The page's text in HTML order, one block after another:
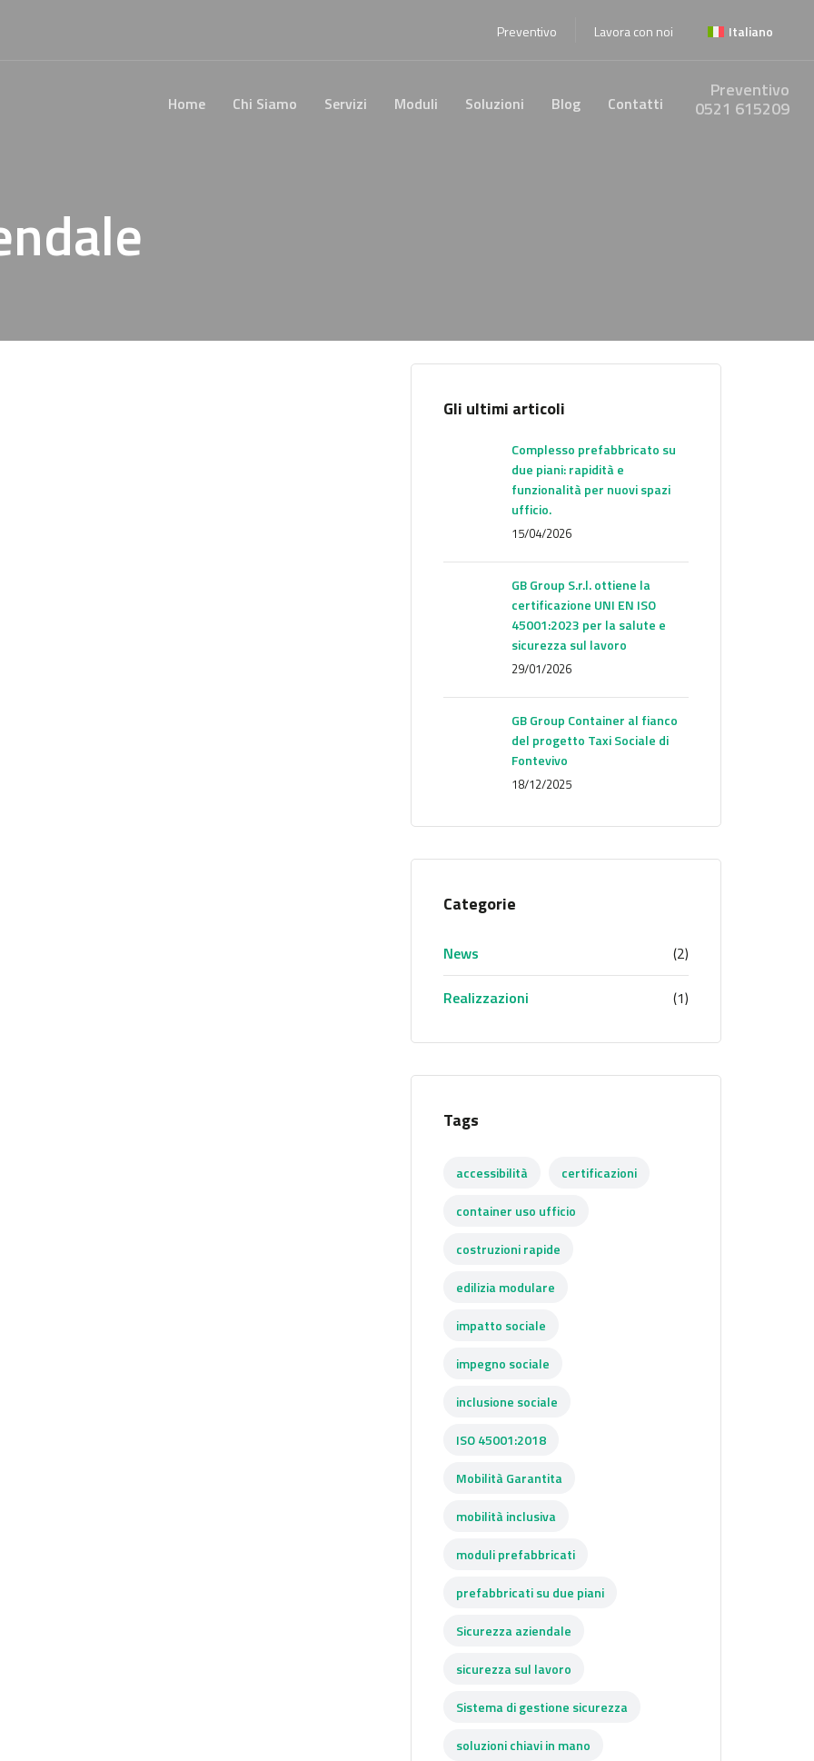
Preventivo Lavora con noi Italiano
Home Chi Siamo Servizi Moduli Soluzioni Blog Contatti
Preventivo
0521 615209
Gli ultimi articoli
Complesso prefabbricato su
due piani: rapidità e
funzionalità per nuovi spazi
ufficio.
15/04/2026
GB Group S.r.l. ottiene la
certificazione UNI EN ISO
45001:2023 per la salute e
sicurezza sul lavoro
29/01/2026
GB Group Container al fianco
del progetto Taxi Sociale di
Fontevivo
18/12/2025
Categorie
News (2)
Realizzazioni (1)
Tags
accessibilità
certificazioni
container uso ufficio
costruzioni rapide
edilizia modulare
impatto sociale
impegno sociale
inclusione sociale
ISO 45001:2018
Mobilità Garantita
mobilità inclusiva
moduli prefabbricati
prefabbricati su due piani
Sicurezza aziendale
sicurezza sul lavoro
Sistema di gestione sicurezza
soluzioni chiavi in mano